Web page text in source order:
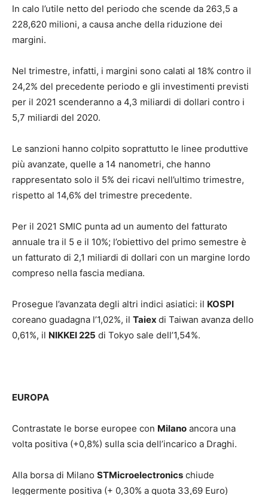
In calo l’utile netto del periodo che scende da 263,5 a
228,620 milioni, a causa anche della riduzione dei
margini.
Nel trimestre, infatti, i margini sono calati al 18% contro il
24,2% del precedente periodo e gli investimenti previsti
per il 2021 scenderanno a 4,3 miliardi di dollari contro i
5,7 miliardi del 2020.
Le sanzioni hanno colpito soprattutto le linee produttive
più avanzate, quelle a 14 nanometri, che hanno
rappresentato solo il 5% dei ricavi nell’ultimo trimestre,
rispetto al 14,6% del trimestre precedente.
Per il 2021 SMIC punta ad un aumento del fatturato
annuale tra il 5 e il 10%; l’obiettivo del primo semestre è
un fatturato di 2,1 miliardi di dollari con un margine lordo
compreso nella fascia mediana.
Prosegue l’avanzata degli altri indici asiatici: il KOSPI
coreano guadagna l’1,02%, il Taiex di Taiwan avanza dello
0,61%, il NIKKEI 225 di Tokyo sale dell’1,54%.
EUROPA
Contrastate le borse europee con Milano ancora una
volta positiva (+0,8%) sulla scia dell’incarico a Draghi.
Alla borsa di Milano STMicroelectronics chiude
leggermente positiva (+ 0,30% a quota 33,69 Euro)